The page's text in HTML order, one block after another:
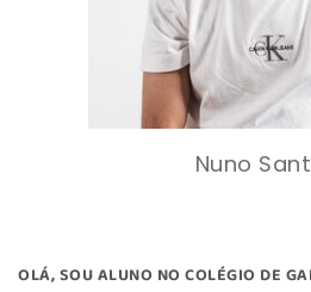
Nuno
OLÁ, SOU ALUNO NO COLÉGIO DE